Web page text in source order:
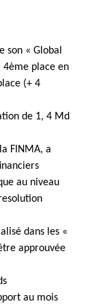
son « Global
4ème place en
(+ 4
de 1, 4 Md
FINMA, a
au niveau
dans les «
approuvée
au mois